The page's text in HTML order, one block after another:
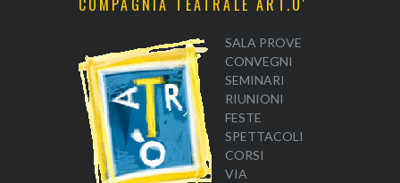
SALA PROVE
CONVEGNI
SEMINARI
RIUNIONI
FESTE
SPETTACOLI
CORSI
VIA